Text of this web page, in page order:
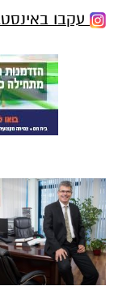
עקבו